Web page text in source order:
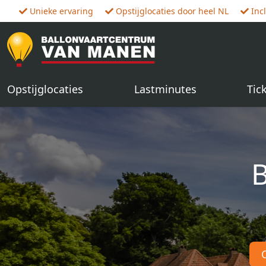
Unieke ervaring Opstijglocaties door heel NL
Opstijglocaties Lastminutes